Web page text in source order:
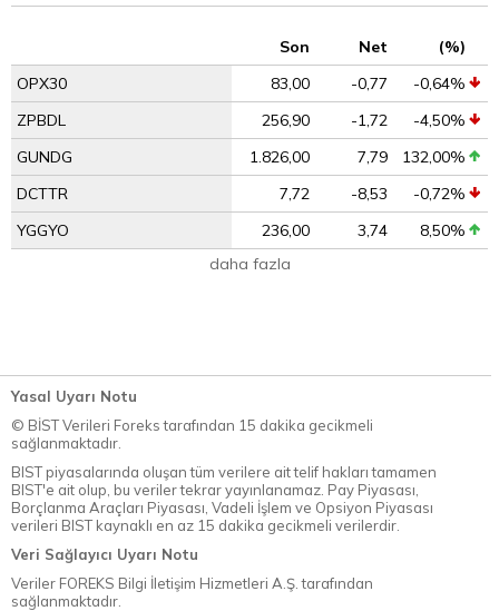
Son Net
(%)
OPX30
83,00 -0,77
-0,64%
ZPBDL
256,90 -1,72
-4,50%
GUNDG
1.826,00 7,79
132,00%
DCTTR
7,72 -8,53
-0,72%
YGGYO
236,00 3,74
8,50%
daha fazla
Yasal Uyarı Notu
© BİST Verileri Foreks tarafından 15 dakika gecikmeli
sağlanmaktadır.
BIST piyasalarında oluşan tüm verilere ait telif hakları tamamen
BIST'e ait olup, bu veriler tekrar yayınlanamaz. Pay Piyasası,
Borçlanma Araçları Piyasası, Vadeli İşlem ve Opsiyon Piyasası
verileri BIST kaynaklı en az 15 dakika gecikmeli verilerdir.
Veri Sağlayıcı Uyarı Notu
Veriler FOREKS Bilgi İletişim Hizmetleri A.Ş. tarafından
sağlanmaktadır.